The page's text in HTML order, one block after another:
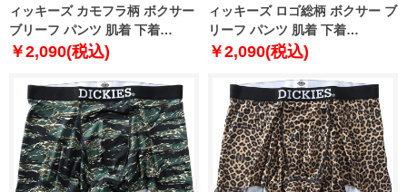
ィッキーズ カモフラ柄 ボクサー
ブリーフ パンツ 肌着 下着
80212600
￥2,090(税込)
ィッキーズ ロゴ総柄 ボクサー ブ
リーフ パンツ 肌着 下着
80212700
￥2,090(税込)